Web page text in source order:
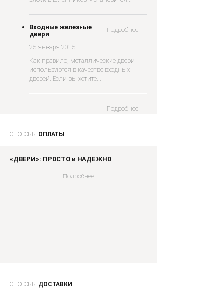
Подробнее
Входные железные
двери
25 января 2015
Как правило, металлические двери
используются в качестве входных
дверей. Если вы хотите...
Подробнее
СПОСОБЫ ОПЛАТЫ
«ДВЕРИ»: ПРОСТО и НАДЕЖНО
Подробнее
СПОСОБЫ ДОСТАВКИ